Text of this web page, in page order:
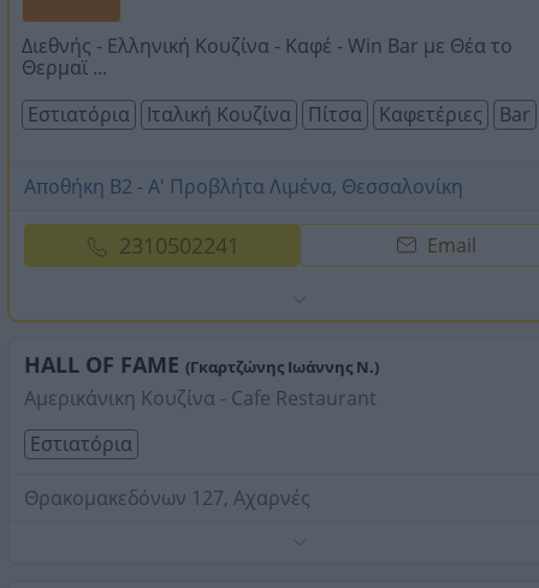
Διεθνής - Ελληνική Κουζίνα - Καφέ - Win Bar με Θέα το
Θερμαϊ ...
Εστιατόρια
Ιταλική Κουζίνα Πίτσα Καφετέριες Bar
Αποθήκη Β2 - Α' Προβλήτα Λιμένα, Θεσσαλονίκη
2310502241 Email
HALL OF FAME (Γκαρτζώνης Ιωάννης Ν.)
Αμερικάνικη Κουζίνα - Cafe Restaurant
Εστιατόρια
Θρακομακεδόνων 127, Αχαρνές